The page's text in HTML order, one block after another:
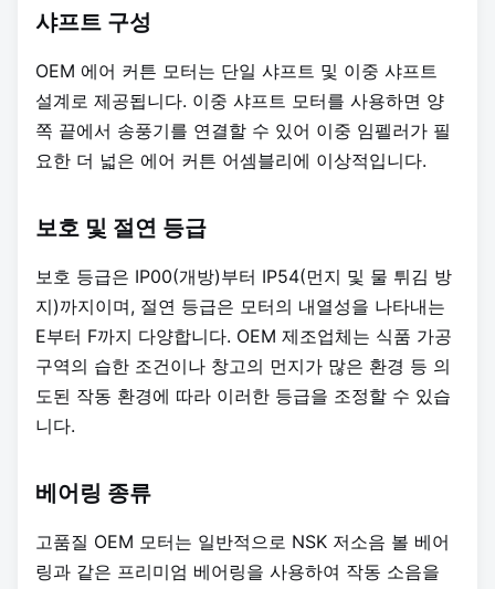
샤프트 구성
OEM 에어 커튼 모터는 단일 샤프트 및 이중 샤프트
설계로 제공됩니다. 이중 샤프트 모터를 사용하면 양
쪽 끝에서 송풍기를 연결할 수 있어 이중 임펠러가 필
요한 더 넓은 에어 커튼 어셈블리에 이상적입니다.
보호 및 절연 등급
보호 등급은 IP00(개방)부터 IP54(먼지 및 물 튀김 방
지)까지이며, 절연 등급은 모터의 내열성을 나타내는
E부터 F까지 다양합니다. OEM 제조업체는 식품 가공
구역의 습한 조건이나 창고의 먼지가 많은 환경 등 의
도된 작동 환경에 따라 이러한 등급을 조정할 수 있습
니다.
베어링 종류
고품질 OEM 모터는 일반적으로 NSK 저소음 볼 베어
링과 같은 프리미엄 베어링을 사용하여 작동 소음을